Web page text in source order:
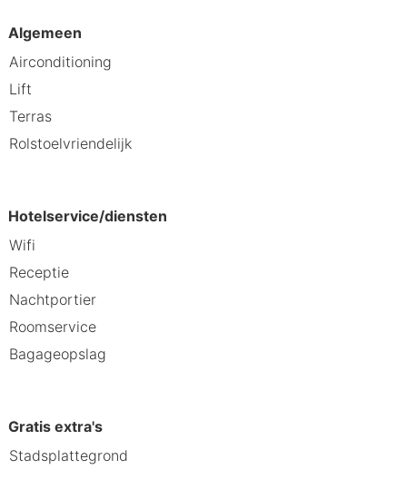
Algemeen
Airconditioning
Lift
Terras
Rolstoelvriendelijk
Hotelservice/diensten
Wifi
Receptie
Nachtportier
Roomservice
Bagageopslag
Gratis extra's
Stadsplattegrond